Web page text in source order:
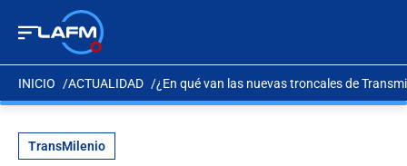
INICIO ACTUALIDAD ¿En qué van las nuevas troncales de
TransMilenio